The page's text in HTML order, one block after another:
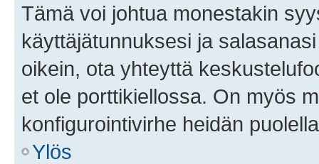
Tämä voi johtua monestakin
käyttäjätunnuksesi ja
oikein, ota yhteyttä
et ole porttikiellossa. On myös
konfigurointivirhe heidän
Ylös